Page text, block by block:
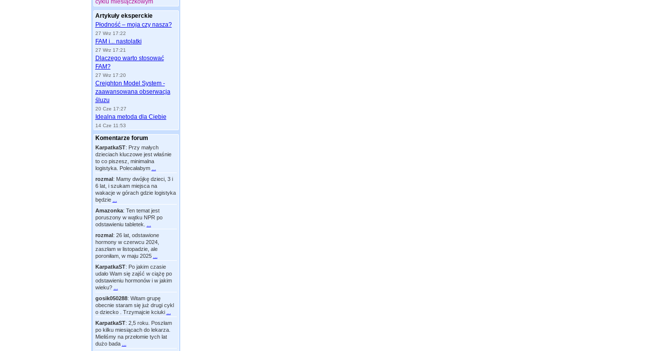
cyklu miesiączkowym
Artykuły eksperckie
Płodność – moja czy nasza?
27 Wrz 17:22
FAM i... nastolatki
27 Wrz 17:21
Dlaczego warto stosować
FAM?
27 Wrz 17:20
Creighton Model System -
zaawansowana obserwacja
śluzu
20 Cze 17:27
Idealna metoda dla Ciebie
14 Cze 11:53
Komentarze forum
KarpatkaST: Przy małych
dzieciach kluczowe jest właśnie
to co piszesz, minimalna
logistyka. Polecałabym
rozmal: Mamy dwójkę dzieci, 3 i
6 lat, i szukam miejsca na
wakacje w górach gdzie logistyka
będzie
Amazonka: Ten temat jest
poruszony w wątku NPR po
odstawieniu tabletek.
rozmal: 26 lat, odstawione
hormony w czerwcu 2024,
zaszłam w listopadzie, ale
poroniłam, w maju 2025
KarpatkaST: Po jakim czasie
udało Wam się zajść w ciążę po
odstawieniu hormonów i w jakim
wieku?
gosik050288: Witam grupę
obecnie staram się już drugi cykl
o dziecko . Trzymajcie kciuki
KarpatkaST: 2,5 roku. Poszłam
po kilku miesiącach do lekarza.
Mieliśmy na przełomie tych lat
dużo bada